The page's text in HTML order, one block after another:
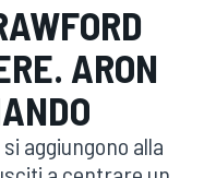
ARON
aggiungono alla